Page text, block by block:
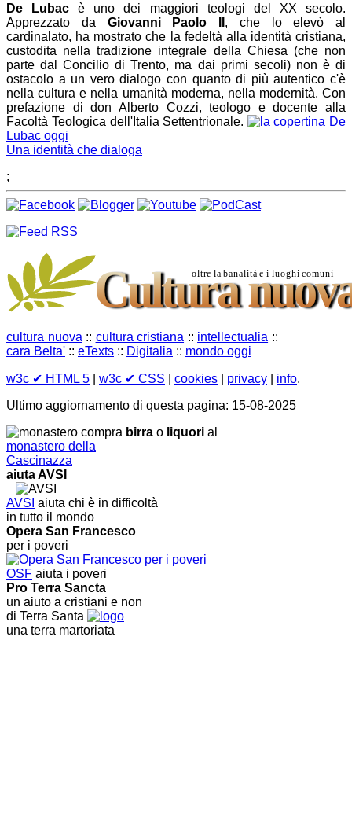
De Lubac è uno dei maggiori teologi del XX secolo.
Apprezzato da Giovanni Paolo II , che lo elevò al
cardinalato, ha mostrato che la fedeltà alla identità cristiana,
custodita nella tradizione integrale della Chiesa (che non
parte dal Concilio di Trento, ma dai primi secoli) non è di
ostacolo a un vero dialogo con quanto di più autentico c'è
nella cultura e nella umanità moderna, nella modernità. Con
prefazione di don Alberto Cozzi, teologo e docente alla
Facoltà Teologica dell'Italia Settentrionale.
De
Lubac oggi
Una identità che dialoga
;
cultura nuova :: cultura cristiana :: intellectualia ::
cara Belta' :: eTexts :: Digitalia :: mondo oggi
w3c ✔ HTML 5 w3c ✔ CSS cookies privacy info.
Ultimo aggiornamento di questa pagina: 15-08-2025
compra birra o liquori al
monastero della
Cascinazza
aiuta AVSI
AVSI aiuta chi è in difficoltà
in tutto il mondo
Opera San Francesco
per i poveri
OSF aiuta i poveri
Pro Terra Sancta
un aiuto a cristiani e non
di Terra Santa
una terra martoriata